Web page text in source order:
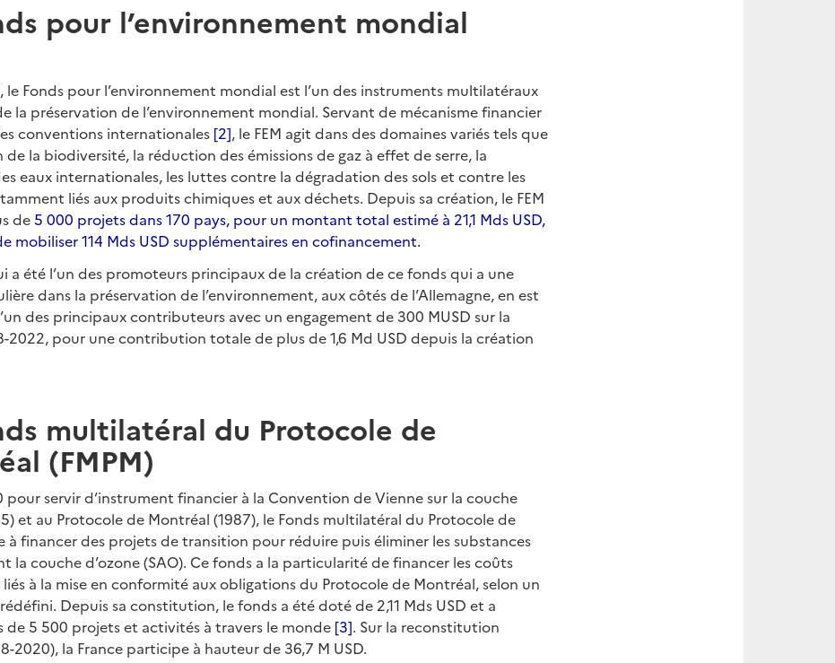
pour l’environnement mondial
le Fonds pour l’environnement mondial est l’un des instruments multilatéraux
la préservation de l’environnement mondial. Servant de mécanisme financier
conventions internationales [2], le FEM agit dans des domaines variés tels que
la biodiversité, la réduction des émissions de gaz à effet de serre, la
eaux internationales, les luttes contre la dégradation des sols et contre les
liés aux produits chimiques et aux déchets. Depuis sa création, le FEM
de5 000 projets dans 170 pays, pour un montant total estimé à 21,1 Mds USD,
mobiliser 114 Mds USD supplémentaires en cofinancement.
a été l’un des promoteurs principaux de la création de ce fonds qui a une
dans la préservation de l’environnement, aux côtés de l’Allemagne, en est
des principaux contributeurs avec un engagement de 300 MUSD sur la
2022, pour une contribution totale de plus de 1,6 Md USD depuis la création
multilatéral du Protocole de
(FMPM)
pour servir d’instrument financier à la Convention de Vienne sur la couche
et au Protocole de Montréal (1987), le Fonds multilatéral du Protocole de
à financer des projets de transition pour réduire puis éliminer les substances
la couche d’ozone (SAO). Ce fonds a la particularité de financer les coûts
à la mise en conformité aux obligations du Protocole de Montréal, selon un
Depuis sa constitution, le fonds a été doté de 2,11 Mds USD et a
de 5 500 projets et activités à travers le monde [3]. Sur la reconstitution
2020), la France participe à hauteur de 36,7 M USD.